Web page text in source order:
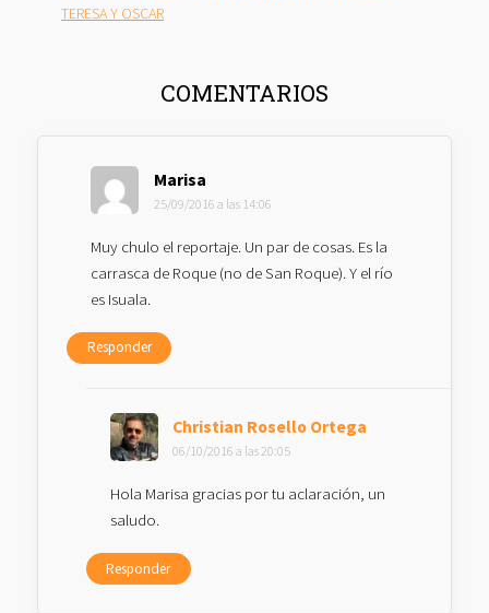
TERESA Y OSCAR
INTERACCIONES
LOS
LECTORES
COMENTARIOS
Marisa
25/09/2016 a las 14:06
Muy chulo el reportaje. Un par de cosas. Es la
carrasca de Roque (no de San Roque). Y el río
es Isuala.
Responder
Christian Rosello Ortega
06/10/2016 a las 20:05
Hola Marisa gracias por tu aclaración, un
saludo.
Responder